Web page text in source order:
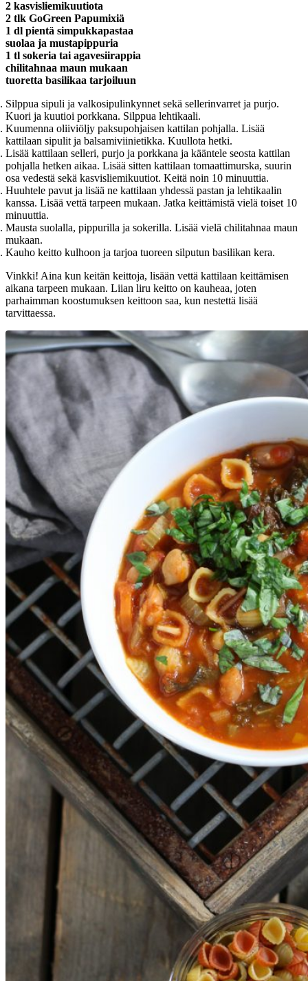
2 kasvisliemikuutiota
2 tlk GoGreen Papumixiä
1 dl pientä simpukkapastaa
suolaa ja mustapippuria
1 tl sokeria tai agavesiirappia
chilitahnaa maun mukaan
tuoretta basilikaa tarjoiluun
Silppua sipuli ja valkosipulinkynnet sekä sellerinvarret ja purjo.
Kuori ja kuutioi porkkana. Silppua lehtikaali.
Kuumenna oliiviöljy paksupohjaisen kattilan pohjalla. Lisää
kattilaan sipulit ja balsamiviinietikka. Kuullota hetki.
Lisää kattilaan selleri, purjo ja porkkana ja kääntele seosta kattilan
pohjalla hetken aikaa. Lisää sitten kattilaan tomaattimurska, suurin
osa vedestä sekä kasvisliemikuutiot. Keitä noin 10 minuuttia.
Huuhtele pavut ja lisää ne kattilaan yhdessä pastan ja lehtikaalin
kanssa. Lisää vettä tarpeen mukaan. Jatka keittämistä vielä toiset 10
minuuttia.
Mausta suolalla, pippurilla ja sokerilla. Lisää vielä chilitahnaa maun
mukaan.
Kauho keitto kulhoon ja tarjoa tuoreen silputun basilikan kera.
Vinkki! Aina kun keitän keittoja, lisään vettä kattilaan keittämisen
aikana tarpeen mukaan. Liian liru keitto on kauheaa, joten
parhaimman koostumuksen keittoon saa, kun nestettä lisää
tarvittaessa.